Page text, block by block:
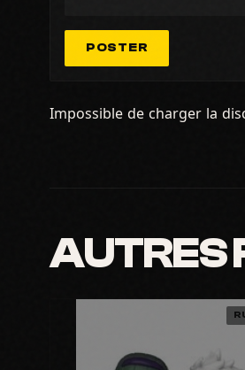
POSTER
Impossible de charger la
AUTRES